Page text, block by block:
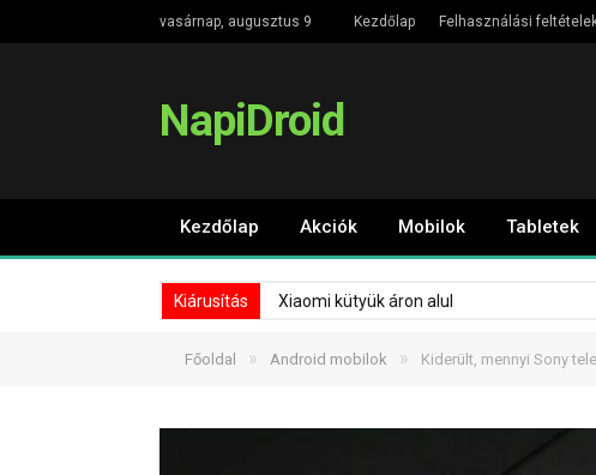
vasárnap, augusztus 9 Kezdőlap Felhasználási
NapiDroid
Kezdőlap Akciók Mobilok Tabletek
Kiárusítás Xiaomi kütyük áron alul
Főoldal » Android mobilok » Kiderült, mennyi Sony